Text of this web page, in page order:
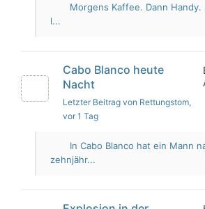
Morgens Kaffee. Dann Handy.
l...
Cabo Blanco heute
Nacht
Letzter Beitrag von Rettungstom,
vor 1 Tag
In Cabo Blanco hat ein Mann
zehnjähr...